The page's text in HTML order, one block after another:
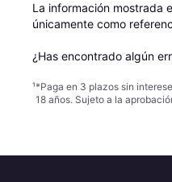
La información mostrada
únicamente como
¿Has encontrado algún
¹*Paga en 3 plazos sin
18 años. Sujeto a la